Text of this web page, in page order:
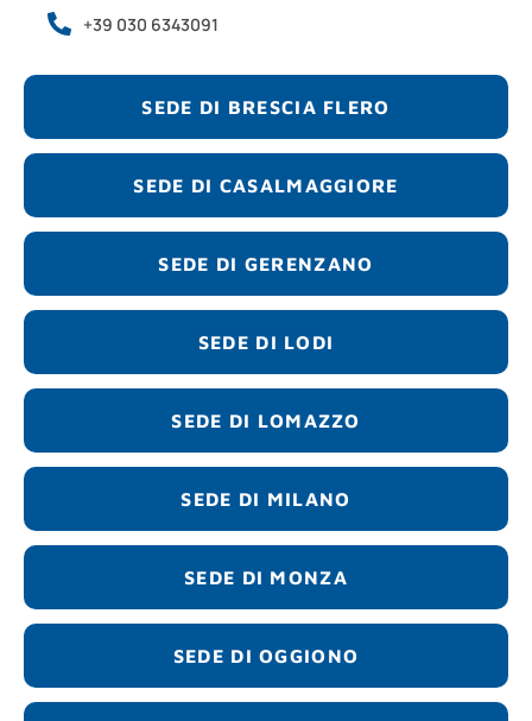
SEDE DI BRESCIA FLERO
SEDE DI CASALMAGGIORE
SEDE DI GERENZANO
SEDE DI LODI
SEDE DI LOMAZZO
SEDE DI MILANO
SEDE DI MONZA
SEDE DI OGGIONO
+39 030 6343091